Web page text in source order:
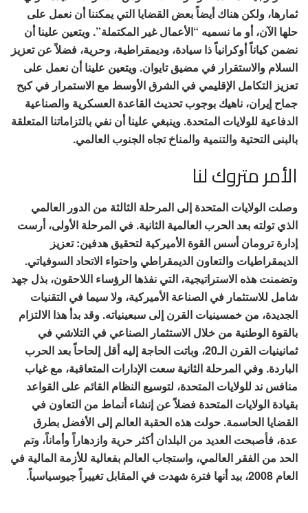
ثمارها، ولكن هناك أيضاً بعض القضايا التي يمكننا أن نعمل على
حلها الآن، أو ما نسميه “الأعمال غير المكتملة”. ويتعين علينا أن
نضمن كياناً أوكرانياً ذا سيادة، وديمقراطية، وحرية، فضلاً عن تعزيز
السلام والاستقرار في مضيق تايوان. ويتعين علينا أن نعمل على
تعزيز التكامل الإقليمي في الشرق الأوسط مع الاستمرار في كبح
جماح إيران، ناهيك بوجوب تحديث القاعدة العسكرية والصناعية
الدفاعية للولايات المتحدة. وينبغي علينا أن نفي بالتزاماتنا المتعلقة
بالبنى التحتية والتنمية والمناخ تجاه الجنوب العالمي.
الأمر متروك لنا
وصلت الولايات المتحدة إلى المرحلة الثالثة من الدور العالمي
الذي تولته بعد الحرب العالمية الثانية. في المرحلة الأولى، أرست
إدارة ترومان أسس القوة الأميركية لتحقيق هدفين: تعزيز
الديمقراطيات والتعاون الديمقراطي واحتواء الاتحاد السوفياتي.
وتضمنت هذه الاستراتيجية، التي نفذها الرؤساء اللاحقون، بذل جهد
شامل للاستثمار في الصناعة الأميركية، ولا سيما في التقنيات
الجديدة، من خمسينيات القرن إلى سبعينياته. وقد بدأ هذا الالتزام
بالقوة الوطنية من خلال الاستثمار الصناعي في التلاشي في
ثمانينيات القرن الـ20، وباتت الحاجة إليه أقل إلحاحاً بعد الحرب
الباردة. وفي المرحلة الثانية سعت الإدارات المتعاقبة، مع غياب
منافس ند للولايات المتحدة، لتوسيع النظام القائم على القواعد
بقيادة الولايات المتحدة فضلاً عن إنشاء أنماط من التعاون في
القضايا الحاسمة. حولت هذه الحقبة العالم إلى الأفضل بطرق
عدة، فأصبحت العديد من البلدان أكثر حرية وازدهاراً وأماناً، وتم
الحد من الفقر العالمي، واستجاب العالم بفعالية للأزمة المالية في
العام 2008، بيد أنها فترة شهدت في المقابل تغييراً جيوسياسياً.